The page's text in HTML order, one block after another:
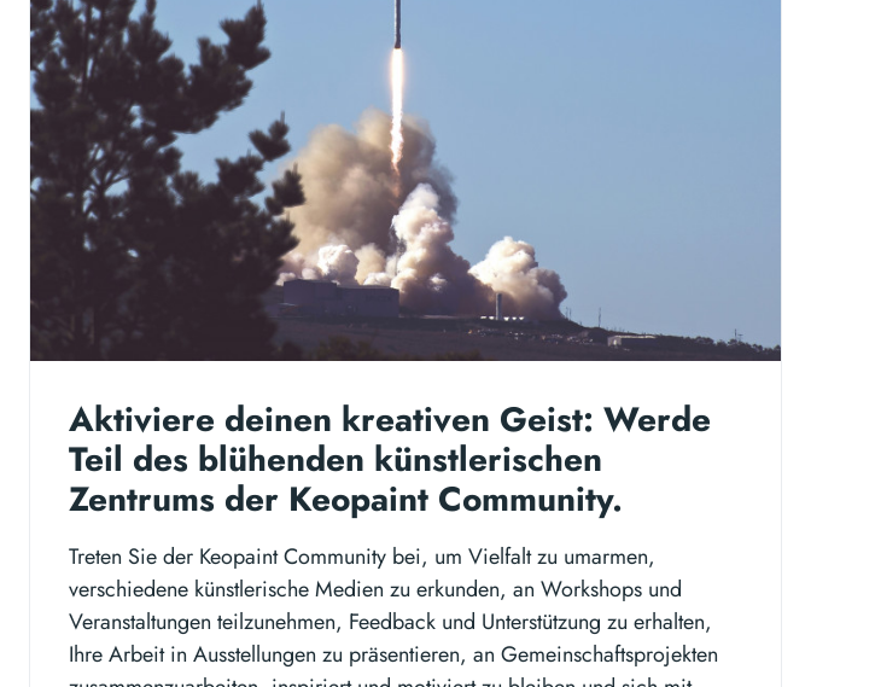
Aktiviere deinen kreativen Geist: Werde
Teil des blühenden künstlerischen
Zentrums der Keopaint Community.
Treten Sie der Keopaint Community bei, um Vielfalt zu umarmen,
verschiedene künstlerische Medien zu erkunden, an Workshops und
Veranstaltungen teilzunehmen, Feedback und Unterstützung zu erhalten,
Ihre Arbeit in Ausstellungen zu präsentieren, an Gemeinschaftsprojekten